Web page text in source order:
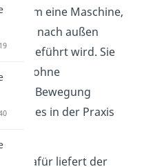
um eine Maschine,
nach außen
zugeführt wird. Sie
ewig ohne
in Bewegung
gibt es in der Praxis
dafür liefert der